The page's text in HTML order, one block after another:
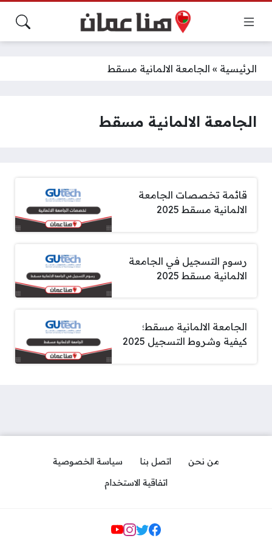
الرئيسية » الجامعة الالمانية مسقط
الجامعة الالمانية مسقط
قائمة تخصصات الجامعة
الالمانية مسقط 2025
رسوم التسجيل في الجامعة
الالمانية مسقط 2025
الجامعة الالمانية مسقط؛
كيفية وشروط التسجيل 2025
من نحن اتصل بنا
سياسة الخصوصية
اتفاقية الاستخدام
مواقع التواصل